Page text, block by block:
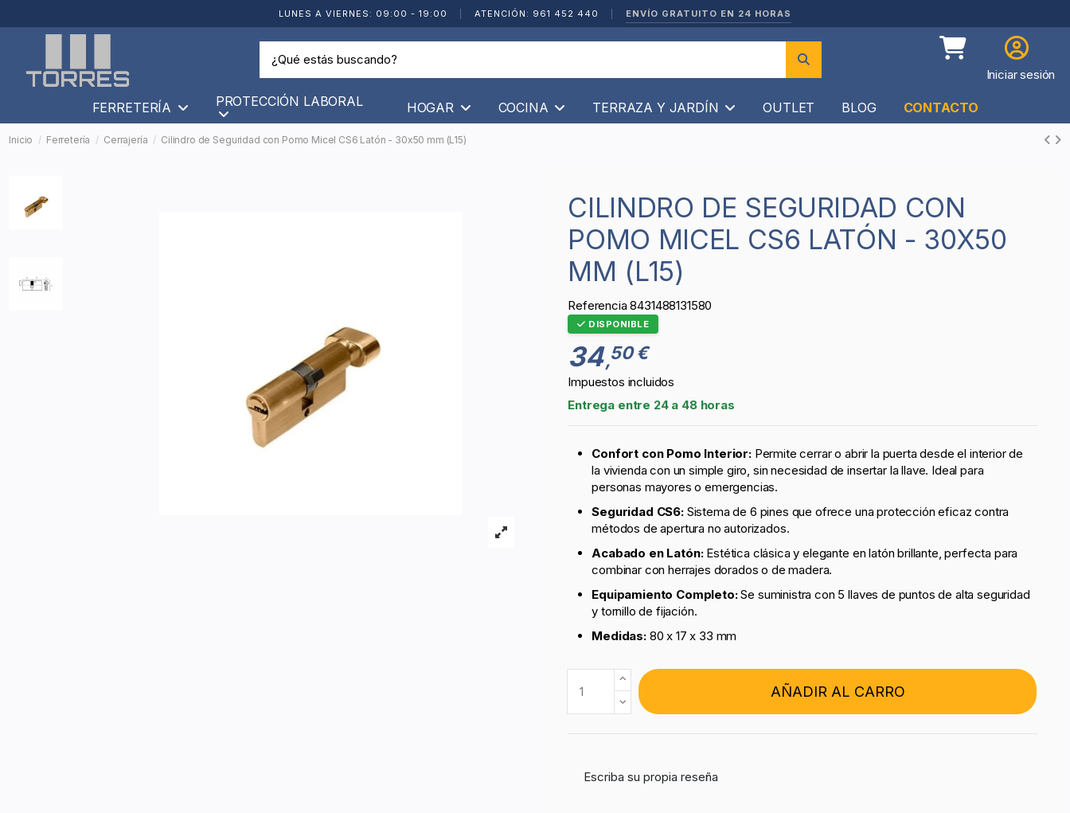
LUNES A VIERNES: 09:00 - 19:00 ATENCIÓN: 961 452 440 ENVÍO GRATUITO EN 24 HORAS
Iniciar sesión
FERRETERÍA PROTECCIÓN LABORAL HOGAR COCINA TERRAZA Y JARDÍN OUTLET BLOG CONTACTO
Inicio Ferretería Cerrajería Cilindro de Seguridad con Pomo Micel CS6 Latón - 30x50 mm (L15)
CILINDRO DE SEGURIDAD CON
POMO MICEL CS6 LATÓN - 30X50
MM (L15)
Referencia 8431488131580
DISPONIBLE
34,50 €
Impuestos incluidos
Entrega entre 24 a 48 horas
Confort con Pomo Interior:Permite cerrar o abrir la puerta desde el interior de
la vivienda con un simple giro, sin necesidad de insertar la llave. Ideal para
personas mayores o emergencias.
Seguridad CS6:Sistema de 6 pines que ofrece una protección eficaz contra
métodos de apertura no autorizados.
Acabado en Latón:Estética clásica y elegante en latón brillante, perfecta para
combinar con herrajes dorados o de madera.
Equipamiento Completo:Se suministra con 5 llaves de puntos de alta seguridad
y tornillo de fijación.
Medidas:80 x 17 x 33 mm
AÑADIR AL CARRO
Escriba su propia reseña